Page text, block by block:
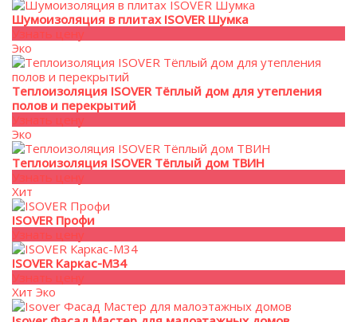
Шумоизоляция в плитах ISOVER Шумка
Узнать цену
Эко
Теплоизоляция ISOVER Тёплый дом для утепления
полов и перекрытий
Узнать цену
Эко
Теплоизоляция ISOVER Тёплый дом ТВИН
Узнать цену
Хит
ISOVER Профи
Узнать цену
ISOVER Каркас-М34
Узнать цену
Хит Эко